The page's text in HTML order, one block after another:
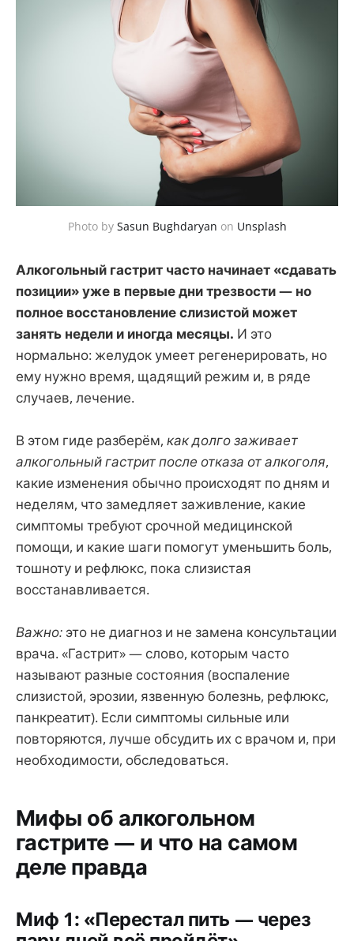
Photo by Sasun Bughdaryan on Unsplash
Алкогольный гастрит часто начинает «сдавать
позиции» уже в первые дни трезвости — но
полное восстановление слизистой может
занять недели и иногда месяцы. И это
нормально: желудок умеет регенерировать, но
ему нужно время, щадящий режим и, в ряде
случаев, лечение.
В этом гиде разберём, как долго заживает
алкогольный гастрит после отказа от алкоголя,
какие изменения обычно происходят по дням и
неделям, что замедляет заживление, какие
симптомы требуют срочной медицинской
помощи, и какие шаги помогут уменьшить боль,
тошноту и рефлюкс, пока слизистая
восстанавливается.
Важно: это не диагноз и не замена консультации
врача. «Гастрит» — слово, которым часто
называют разные состояния (воспаление
слизистой, эрозии, язвенную болезнь, рефлюкс,
панкреатит). Если симптомы сильные или
повторяются, лучше обсудить их с врачом и, при
необходимости, обследоваться.
Мифы об алкогольном
гастрите — и что на самом
деле правда
Миф 1: «Перестал пить — через